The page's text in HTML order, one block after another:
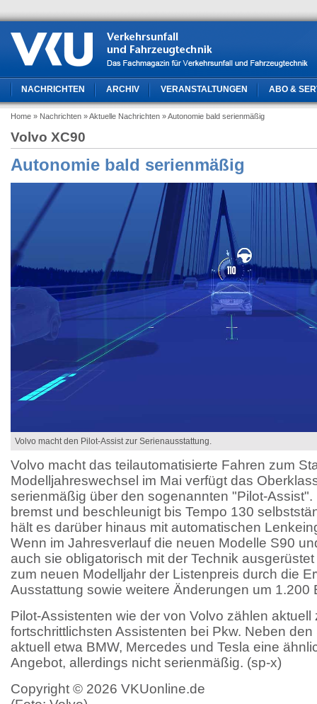
NACHRICHTEN ARCHIV VERANSTALTUNGEN ABO &
Home » Nachrichten » Aktuelle Nachrichten » Autonomie bald serienmäßig
Volvo XC90
Autonomie bald serienmäßig
Volvo macht den Pilot-Assist zur Serienausstattung.
Volvo macht das teilautomatisierte Fahren zum
Modelljahreswechsel im Mai verfügt das
serienmäßig über den sogenannten "Pilot-
bremst und beschleunigt bis Tempo 130
hält es darüber hinaus mit automatischen
Wenn im Jahresverlauf die neuen Modelle S90
auch sie obligatorisch mit der Technik
zum neuen Modelljahr der Listenpreis durch die
Ausstattung sowie weitere Änderungen um 1.200
Pilot-Assistenten wie der von Volvo zählen aktuell
fortschrittlichsten Assistenten bei Pkw. Neben
aktuell etwa BMW, Mercedes und Tesla eine
Angebot, allerdings nicht serienmäßig. (sp-x)
Copyright © 2026 VKUonline.de